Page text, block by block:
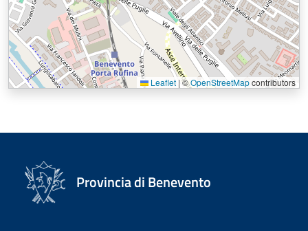
Leaflet |©OpenStreetMapcontributors
Provincia di Benevento